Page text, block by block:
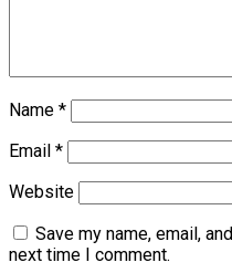
Name *
Email *
Website
Save my name, email,
next time I comment.